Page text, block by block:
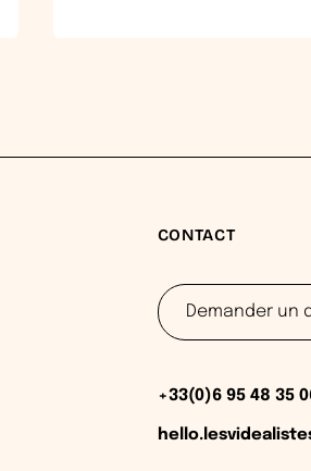
CONTACT
Demander un
+33(0)6 95 48 35